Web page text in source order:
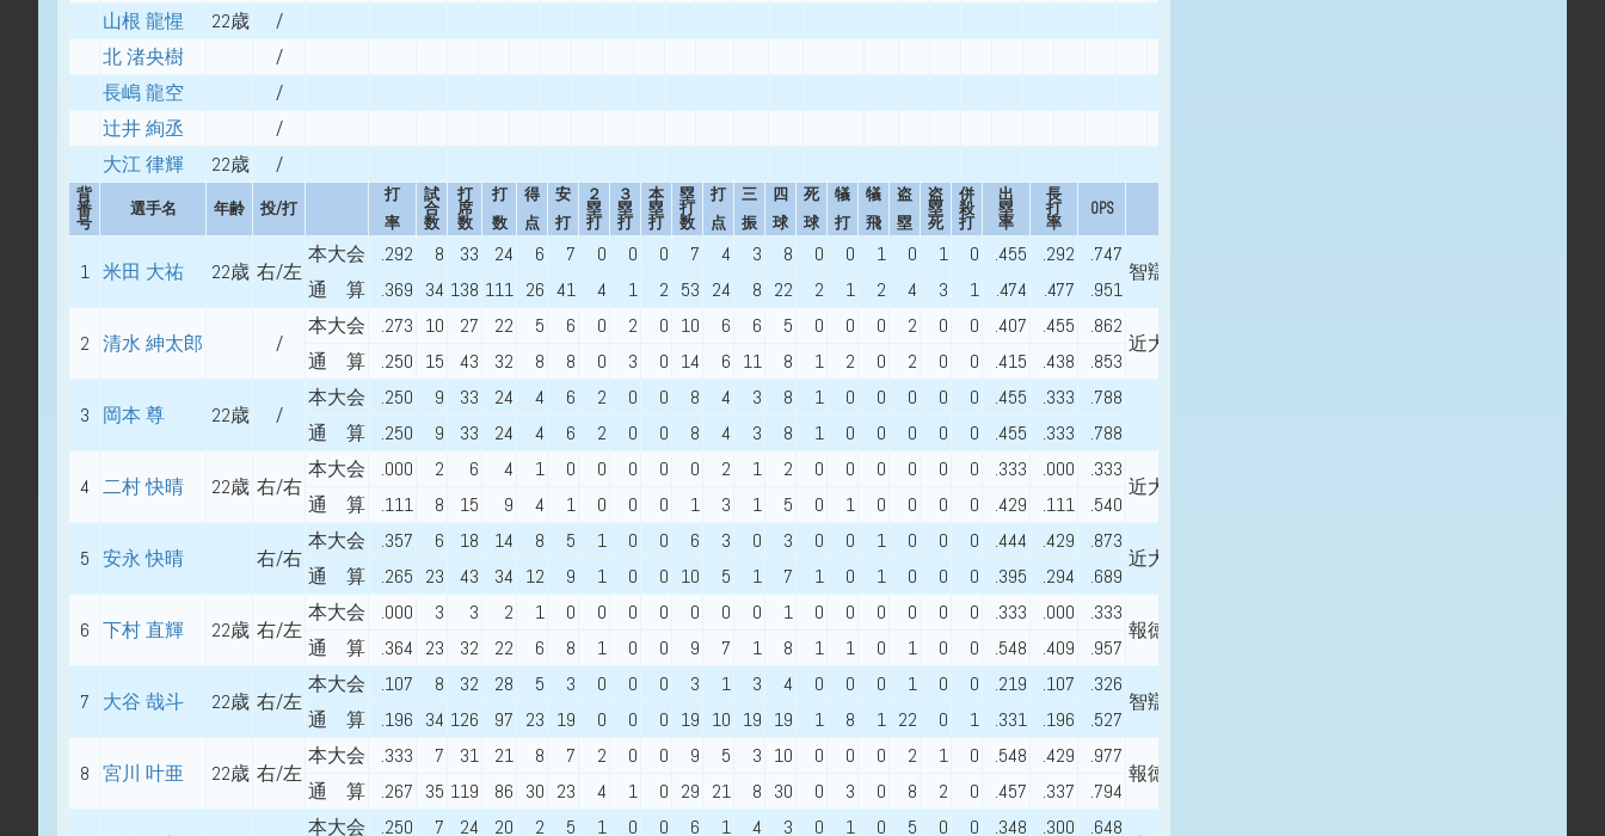
山根 龍惺
22歳 /
北 渚央樹
/
長嶋 龍空
/
辻井 絢丞
/
大江 律輝
22歳 /
背
番
号
選手名 年齢 投/打
打
率
試
合
数
打
席
数
打
数
得
点
安
打
２
塁
打
３
塁
打
本
塁
打
塁
打
数
打
点
三
振
四
球
死
球
犠
打
犠
飛
盗
塁
盗
塁
死
併
殺
打
出
塁
率
長
打
率
OPS
1 米田 大祐 22歳 右/左
本大会 .292 8 33 24 6 7 0 0 0 7 4 3 8 0 0 1 0 1 0 .455 .292 .747
智辯学園
通 算 .369 34 138 111 26 41 4 1 2 53 24 8 22 2 1 2 4 3 1 .474 .477 .951
2 清水 紳太郎 /
本大会 .273 10 27 22 5 6 0 2 0 10 6 6 5 0 0 0 2 0 0 .407 .455 .862
近大新宮
通 算 .250 15 43 32 8 8 0 3 0 14 6 11 8 1 2 0 2 0 0 .415 .438 .853
3 岡本 尊 22歳 /
本大会 .250 9 33 24 4 6 2 0 0 8 4 3 8 1 0 0 0 0 0 .455 .333
.788
通 算
.250 9 33 24 4 6 2 0 0 8 4 3 8 1 0 0 0 0 0 .455 .333 .788
4 二村 快晴 22歳 右/右
本大会 .000 2 6 4 1 0 0 0 0 0 2 1 2 0 0 0 0 0 0 .333 .000 .333
近大新宮
通 算 .111 8 15 9 4 1 0 0 0 1 3 1 5 0 1 0 0 0 0 .429 .111 .540
5 安永 快晴 右/右
本大会 .357 6 18 14 8 5 1 0 0 6 3 0 3 0 0 1 0 0 0 .444 .429 .873
近大福山
通 算 .265 23 43 34 12 9 1 0 0 10 5 1 7 1 0 1 0 0 0 .395 .294 .689
6 下村 直輝 22歳 右/左
本大会 .000 3 3 2 1 0 0 0 0 0 0 0 1 0 0 0 0 0 0 .333 .000 .333
報徳学園
通 算 .364 23 32 22 6 8 1 0 0 9 7 1 8 1 1 0 1 0 0 .548 .409 .957
7 大谷 哉斗 22歳 右/左
本大会 .107 8 32 28 5 3 0 0 0 3 1 3 4 0 0 0 1 0 0 .219 .107 .326
智辯学園
通 算 .196 34 126 97 23 19 0 0 0 19 10 19 19 1 8 1 22 0 1 .331 .196 .527
8 宮川 叶亜 22歳 右/左
本大会 .333 7 31 21 8 7 2 0 0 9 5 3 10 0 0 0 2 1 0 .548 .429 .977
報徳学園
通 算 .267 35 119 86 30 23 4 1 0 29 21 8 30 0 3 0 8 2 0 .457 .337 .794
本大会 .250 7 24 20 2 5 1 0 0 6 1 4 3 0 1 0 5 0 0 .348 .300 .648